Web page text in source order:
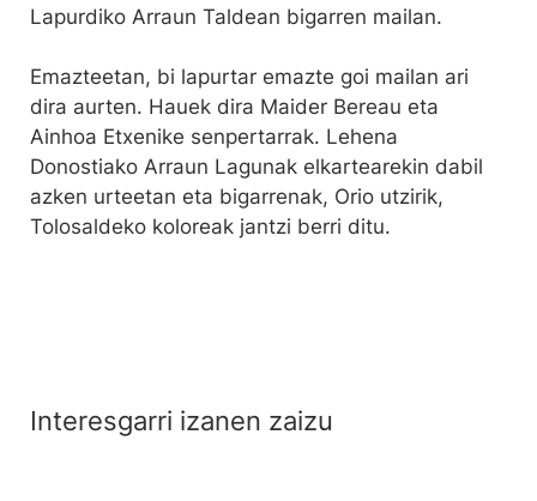
Lapurdiko Arraun Taldean bigarren mailan.
Emazteetan, bi lapurtar emazte goi mailan ari
dira aurten. Hauek dira Maider Bereau eta
Ainhoa Etxenike senpertarrak. Lehena
Donostiako Arraun Lagunak elkartearekin dabil
azken urteetan eta bigarrenak, Orio utzirik,
Tolosaldeko koloreak jantzi berri ditu.
Interesgarri izanen zaizu